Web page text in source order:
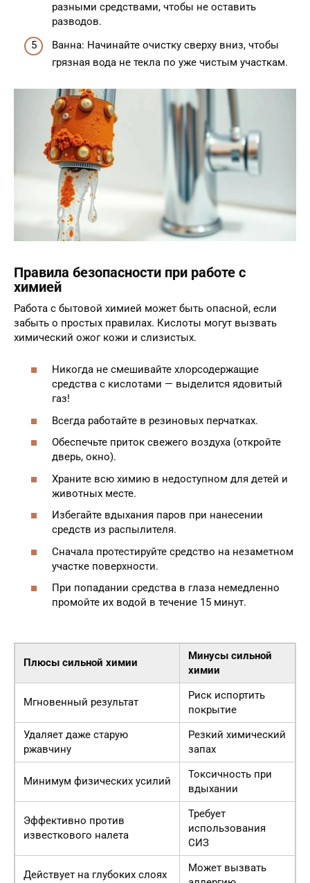
разными средствами, чтобы не оставить
разводов.
Ванна: Начинайте очистку сверху вниз, чтобы
грязная вода не текла по уже чистым участкам.
Правила безопасности при работе с
химией
Работа с бытовой химией может быть опасной, если
забыть о простых правилах. Кислоты могут вызвать
химический ожог кожи и слизистых.
Никогда не смешивайте хлорсодержащие
средства с кислотами — выделится ядовитый
газ!
Всегда работайте в резиновых перчатках.
Обеспечьте приток свежего воздуха (откройте
дверь, окно).
Храните всю химию в недоступном для детей и
животных месте.
Избегайте вдыхания паров при нанесении
средств из распылителя.
Сначала протестируйте средство на незаметном
участке поверхности.
При попадании средства в глаза немедленно
промойте их водой в течение 15 минут.
Плюсы сильной химии
Минусы сильной
химии
Мгновенный результат
Риск испортить
покрытие
Удаляет даже старую
ржавчину
Резкий химический
запах
Минимум физических усилий
Токсичность при
вдыхании
Эффективно против
известкового налета
Требует
использования
СИЗ
Действует на глубоких слоях
Может вызвать